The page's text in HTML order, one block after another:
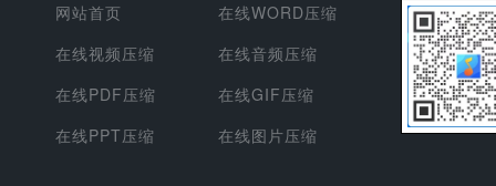
网站首页
在线视频压缩
在线PDF压缩
在线PPT压缩
在线WORD压缩
在线音频压缩
在线GIF压缩
在线图片压缩